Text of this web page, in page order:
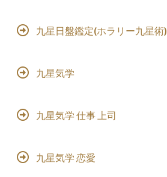
九星日盤鑑定(ホラリー九星術)
九星気学
九星気学 仕事 上司
九星気学 恋愛